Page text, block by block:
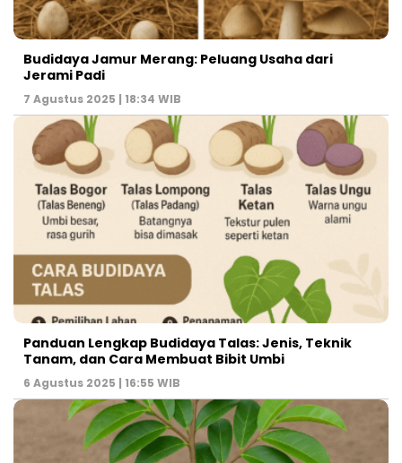
Budidaya Jamur Merang: Peluang Usaha dari
Jerami Padi
7 Agustus 2025 | 18:34 WIB
Panduan Lengkap Budidaya Talas: Jenis, Teknik
Tanam, dan Cara Membuat Bibit Umbi
6 Agustus 2025 | 16:55 WIB